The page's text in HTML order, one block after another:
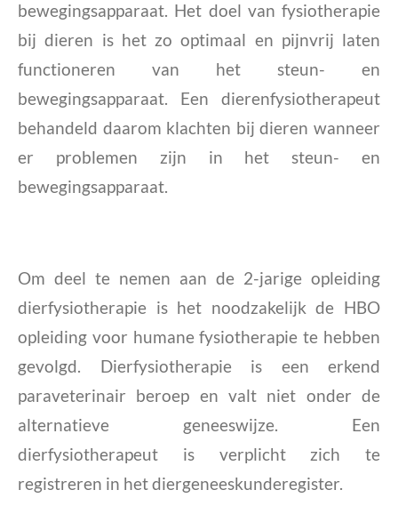
bewegingsapparaat. Het doel van fysiotherapie
bij dieren is het zo optimaal en pijnvrij laten
functioneren van het steun- en
bewegingsapparaat. Een dierenfysiotherapeut
behandeld daarom klachten bij dieren wanneer
er problemen zijn in het steun- en
bewegingsapparaat.
Om deel te nemen aan de 2-jarige opleiding
dierfysiotherapie is het noodzakelijk de HBO
opleiding voor humane fysiotherapie te hebben
gevolgd. Dierfysiotherapie is een erkend
paraveterinair beroep en valt niet onder de
alternatieve geneeswijze. Een
dierfysiotherapeut is verplicht zich te
registreren in het diergeneeskunderegister.